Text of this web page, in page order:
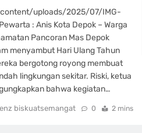
uploads/2025/07/IMG-
: Anis Kota Depok – Warga
Pancoran Mas Depok
menyambut Hari Ulang Tahun
bergotong royong membuat
lingkungan sekitar. Riski, ketua
bahwa kegiatan…
biskuatsemangat 0 2 mins